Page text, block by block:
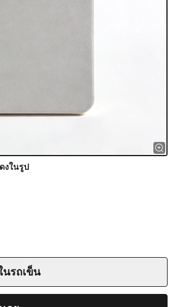
งในรูป
นรถเข็น